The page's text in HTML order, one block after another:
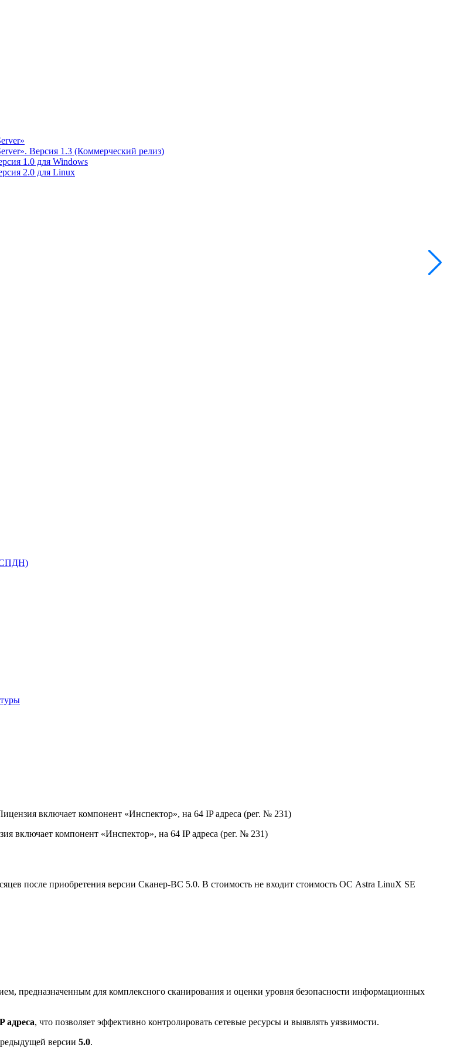
Версия 1.3 (Коммерческий релиз)
1.0 для Windows
2.0 для Linux
включает компонент «Инспектор», на 64 IP адреса (рег. № 231)
включает компонент «Инспектор», на 64 IP адреса (рег. № 231)
после приобретения версии Сканер-ВС 5.0. В стоимость не входит стоимость ОС Astra LinuX SE
предназначенным для комплексного сканирования и оценки уровня безопасности информационных
адреса, что позволяет эффективно контролировать сетевые ресурсы и выявлять уязвимости.
версии 5.0.